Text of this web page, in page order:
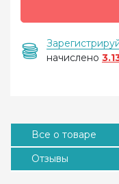
начислено
Все о товаре
Отзывы